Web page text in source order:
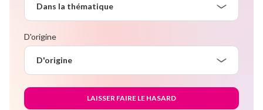
Dans la thématique
D'origine
D'origine